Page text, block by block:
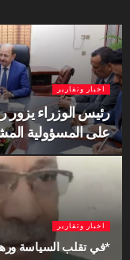
اخبار وتقارير
رئيس الوزراء
على المسؤولية
اخبار وتقارير
*في تقلب السياسة